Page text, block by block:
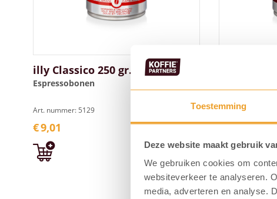
Toestemming
Deze website maakt gebruik
We gebruiken cookies om
websiteverkeer te analyseren.
media, adverteren en analyse.
illy Classico 250 gr. blik
Espressobonen
Art. nummer: 5129
€9,01
Art. nummer: 5183
€9,01